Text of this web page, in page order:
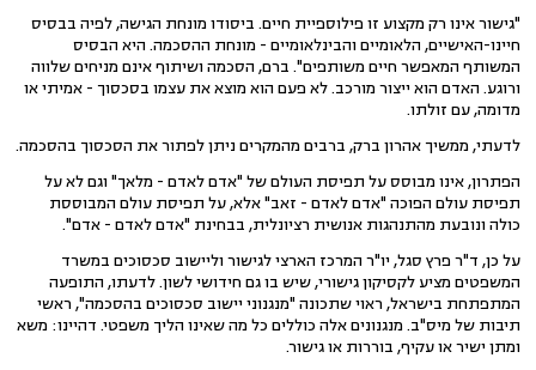
"גישור אינו רק מקצוע זו פילוספיית חיים. ביסודו מונחת הגישה, לפיה בבסיס
חיינו-האישיים, הלאומיים והבינלאומיים - מונחת ההסכמה. היא הבסיס
המשותף המאפשר חיים משותפים". ברם, הסכמה ושיתוף אינם מניחים שלווה
ורוגע. האדם הוא ייצור מורכב. לא פעם הוא מוצא את עצמו בסכסוך - אמיתי או
מדומה, עם זולתו.
לדעתי, ממשיך אהרון ברק, ברבים מהמקרים ניתן לפתור את הסכסוך בהסכמה.
הפתרון, אינו מבוסס על תפיסת העולם של "אדם לאדם - מלאך" וגם לא על
תפיסת עולם הפוכה "אדם לאדם - זאב" אלא, על תפיסת עולם המבוססת
כולה ונובעת מהתנהגות אנושית רציונלית, בבחינת "אדם לאדם - אדם".
על כן, ד"ר פרץ סגל, יו"ר המרכז הארצי לגישור וליישוב סכסוכים במשרד
המשפטים מציע לקסיקון גישורי, שיש בו גם חידושי לשון. לדעתו, התופעה
המתפתחת בישראל, ראוי שתכונה "מנגנוני יישוב סכסוכים בהסכמה", ראשי
תיבות של מיס"ב. מנגנונים אלה כוללים כל מה שאינו הליך משפטי. דהיינו: משא
ומתן ישיר או עקיף, בוררות או גישור.